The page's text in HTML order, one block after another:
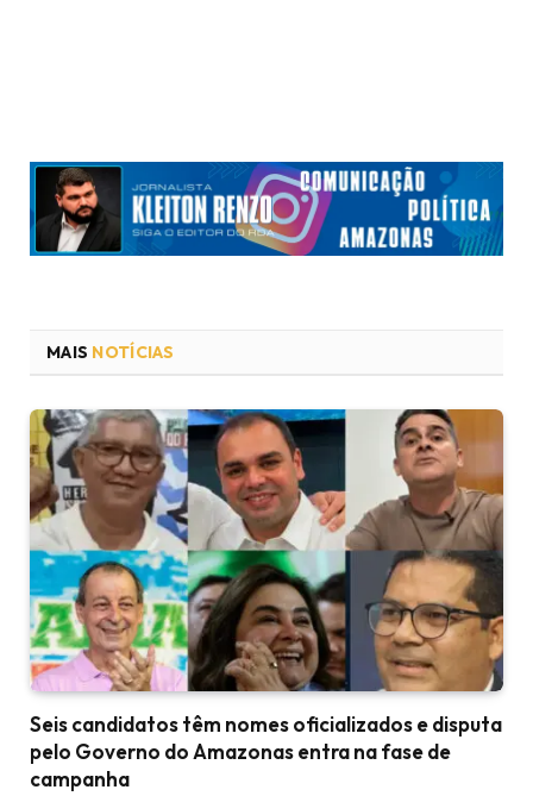
MAIS NOTÍCIAS
Seis candidatos têm nomes oficializados e disputa
pelo Governo do Amazonas entra na fase de
campanha